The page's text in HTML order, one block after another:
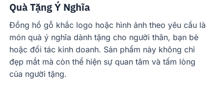
Quà Tặng Ý Nghĩa
Đồng hồ gỗ khắc logo hoặc hình ảnh theo yêu cầu là
món quà ý nghĩa dành tặng cho người thân, bạn bè
hoặc đối tác kinh doanh. Sản phẩm này không chỉ
đẹp mắt mà còn thể hiện sự quan tâm và tấm lòng
của người tặng.